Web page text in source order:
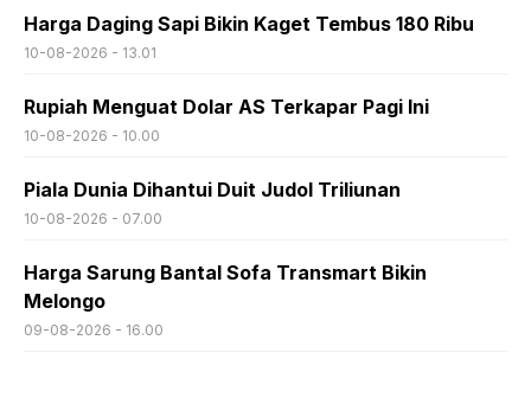
Harga Daging Sapi Bikin Kaget Tembus 180 Ribu
10-08-2026 - 13.01
Rupiah Menguat Dolar AS Terkapar Pagi Ini
10-08-2026 - 10.00
Piala Dunia Dihantui Duit Judol Triliunan
10-08-2026 - 07.00
Harga Sarung Bantal Sofa Transmart Bikin
Melongo
09-08-2026 - 16.00